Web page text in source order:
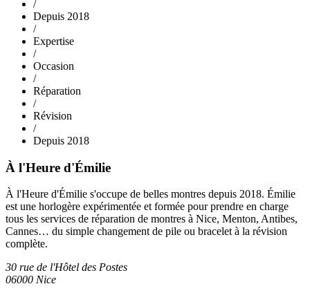
/
Depuis 2018
/
Expertise
/
Occasion
/
Réparation
/
Révision
/
Depuis 2018
À l'Heure d'Émilie
À l'Heure d'Émilie s'occupe de belles montres depuis 2018. Émilie
est une horlogère expérimentée et formée pour prendre en charge
tous les services de réparation de montres à Nice, Menton, Antibes,
Cannes… du simple changement de pile ou bracelet à la révision
complète.
30 rue de l'Hôtel des Postes
06000 Nice